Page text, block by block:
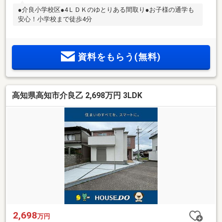
●介良小学校区●4ＬＤＫのゆとりある間取り●お子様の通学も
安心！小学校まで徒歩4分
資料をもらう(無料)
高知県高知市介良乙 2,698万円 3LDK
2,698万円